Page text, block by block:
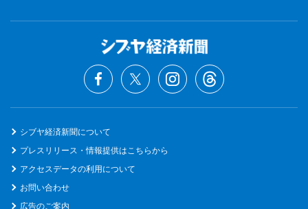
シブヤ経済新聞について
プレスリリース・情報提供はこちらから
アクセスデータの利用について
お問い合わせ
広告のご案内